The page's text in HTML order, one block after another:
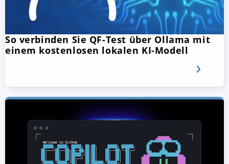
So verbinden Sie QF-Test über Ollama mit
einem kostenlosen lokalen KI-Modell